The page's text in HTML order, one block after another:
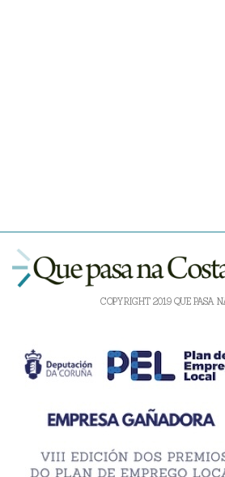
COPYRIGHT 2019 QUE PASA